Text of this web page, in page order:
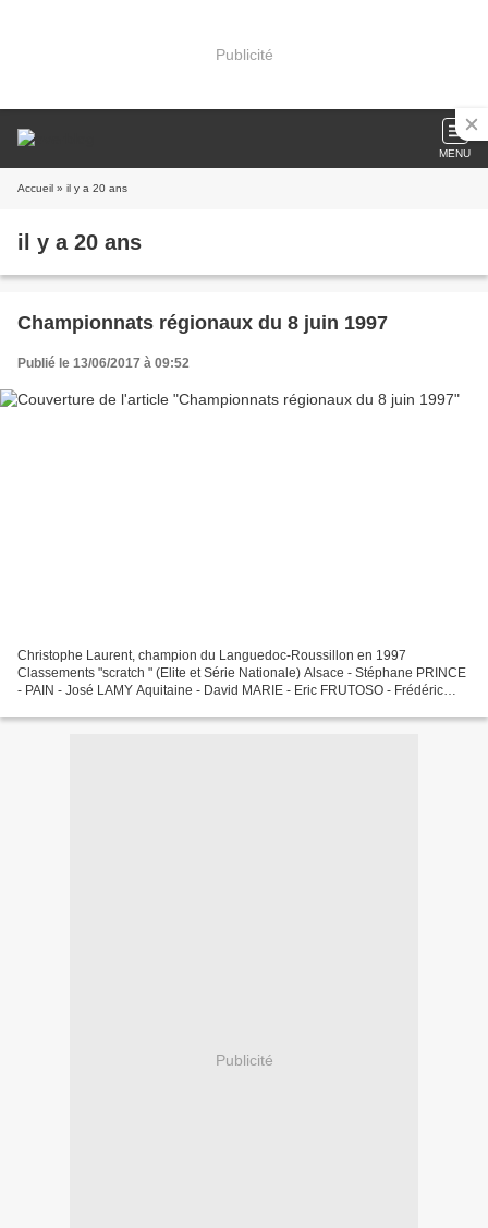
Publicité
MENU
Accueil » il y a 20 ans
il y a 20 ans
Championnats régionaux du 8 juin 1997
Publié le 13/06/2017 à 09:52
Christophe Laurent, champion du Languedoc-Roussillon en 1997
Classements "scratch " (Elite et Série Nationale) Alsace - Stéphane PRINCE
- PAIN - José LAMY Aquitaine - David MARIE - Eric FRUTOSO - Frédéric
Publicité